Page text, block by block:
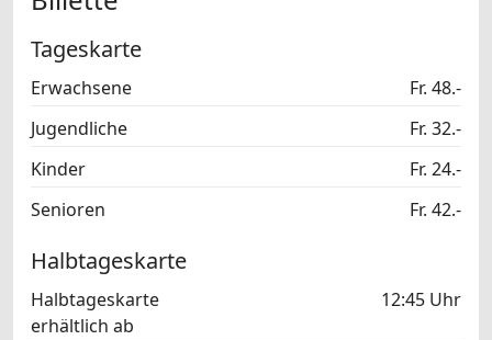
Tageskarte
Erwachsene
Fr. 48.-
Jugendliche
Fr. 32.-
Kinder
Fr. 24.-
Senioren
Fr. 42.-
Halbtageskarte
Halbtageskarte
erhältlich ab
12:45 Uhr